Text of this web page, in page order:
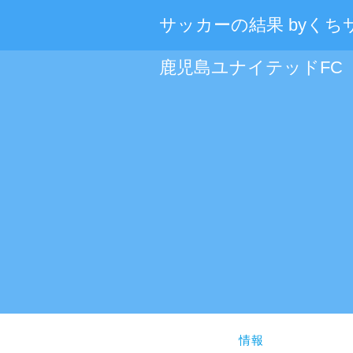
サッカーの結果 byくち
鹿児島ユナイテッドFC
情報